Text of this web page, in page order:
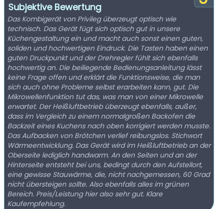
Subjektive Bewertung
Das Kombigerät von Privileg überzeugt optisch wie
technisch. Das Gerät fügt sich optisch gut in unsere
Küchengestaltung ein und macht auch sonst einen guten,
soliden und hochwertigen Eindruck. Die Tasten haben einen
guten Druckpunkt und der Drehregler fühlt sich ebenfalls
hochwertig an. Die beiliegende Bedienungsanleitung lässt
keine Frage offen und erklärt die Funktionsweise, die man
sich auch ohne Probleme selbst erarbeiten kann, gut. Die
Mikrowellenfunktion tut das, was man von einer Mikrowelle
erwartet. Der Heißluftbetrieb überzeugt ebenfalls, außer,
dass im Vergleich zu einem normalgroßen Backofen die
Backzeit eines Kuchens nach oben korrigiert werden musste.
Das Aufbacken von Brötchen verlief reibungslos. Stichwort
Wärmeentwicklung. Das Gerät wird im Heißluftbetrieb an der
Oberseite lediglich handwarm. An den Seiten und an der
Hinterseite entsteht bei uns, bedingt durch den Aufstellort,
eine gewisse Stauwärme, die, nicht nachgemessen, 60 Grad
nicht übersteigen sollte. Also ebenfalls alles im grünen
Bereich. Preis/Leistung hier also sehr gut. Klare
Kaufempfehlung.